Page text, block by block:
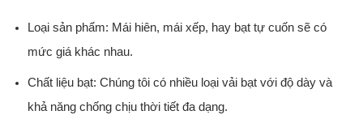
Loại sản phẩm: Mái hiên, mái xếp, hay bạt tự cuốn sẽ có
mức giá khác nhau.
Chất liệu bạt: Chúng tôi có nhiều loại vải bạt với độ dày và
khả năng chống chịu thời tiết đa dạng.